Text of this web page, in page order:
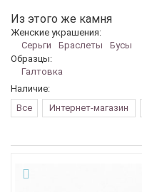
Из этого же камня
Женские украшения:
Серьги
Браслеты
Бусы
Образцы:
Галтовка
Наличие:
Все
Интернет-магазин